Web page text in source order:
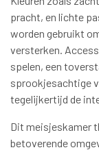
pracht, en lichte
worden gebruikt
versterken.
spelen, een
sprookjesachtige
tegelijkertijd de
Dit meisjeskamer
betoverende